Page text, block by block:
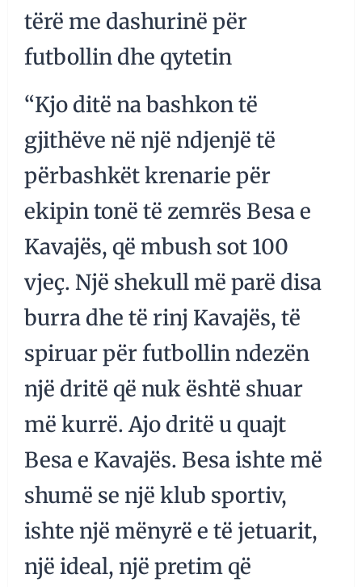
tërë me dashurinë për
futbollin dhe qytetin
“Kjo ditë na bashkon të
gjithëve në një ndjenjë të
përbashkët krenarie për
ekipin tonë të zemrës Besa e
Kavajës, që mbush sot 100
vjeç. Një shekull më parë disa
burra dhe të rinj Kavajës, të
spiruar për futbollin ndezën
një dritë që nuk është shuar
më kurrë. Ajo dritë u quajt
Besa e Kavajës. Besa ishte më
shumë se një klub sportiv,
ishte një mënyrë e të jetuarit,
një ideal, një pretim që